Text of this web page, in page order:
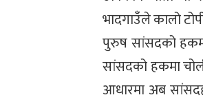
भादगाउँले कालो
पुरुष सांसदको
सांसदको हकमा
आधारमा अब